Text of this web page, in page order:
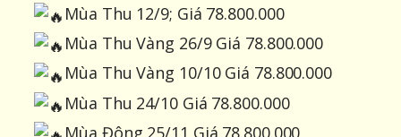
Mùa Thu 12/9; Giá 78.800.000
Mùa Thu Vàng 26/9 Giá 78.800.000
Mùa Thu Vàng 10/10 Giá 78.800.000
Mùa Thu 24/10 Giá 78.800.000
Mùa Đông 25/11 Giá 78.800.000